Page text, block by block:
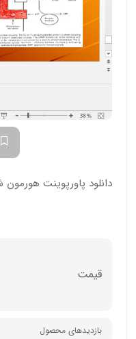
دانلود پاورپوینت
بازدیدهای محصول